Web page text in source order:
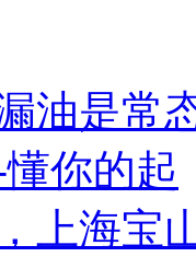
油是常
你的起
上海宝